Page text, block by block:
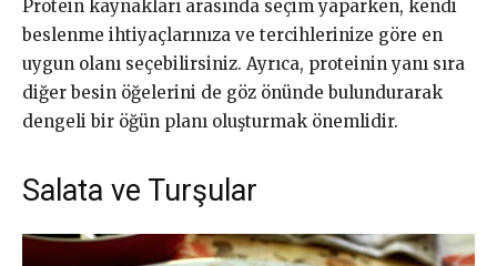
Protein kaynakları arasında seçim yaparken, kendi
beslenme ihtiyaçlarınıza ve tercihlerinize göre en
uygun olanı seçebilirsiniz. Ayrıca, proteinin yanı sıra
diğer besin öğelerini de göz önünde bulundurarak
dengeli bir öğün planı oluşturmak önemlidir.
Salata ve Turşular